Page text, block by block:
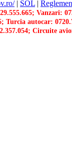
| SOL |
Vanzari:
Turcia autocar:
Circuite